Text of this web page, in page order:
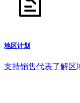
地区计划
支持销售代表了解区